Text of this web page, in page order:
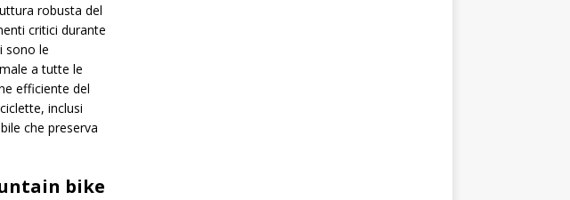
robusta del
critici durante
sono le
a tutte le
efficiente del
inclusi
che preserva
bike